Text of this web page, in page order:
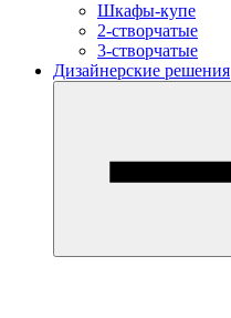
Шкафы-купе
2-створчатые
3-створчатые
Дизайнерские решения